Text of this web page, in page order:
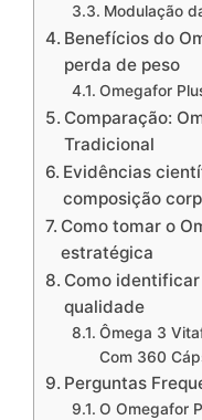
Modulação
Benefícios do
perda de peso
Omegafor
Comparação:
Tradicional
Evidências
composição
Como tomar o
estratégica
Como
qualidade
Ômega 3
Com 360
Perguntas
O Omegafor